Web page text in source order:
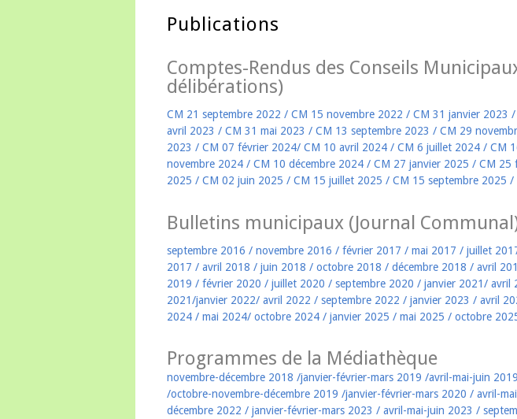
Publications
Comptes-Rendus des Conseils
délibérations)
CM 21 septembre 2022 / CM 15 novembre 2022 / CM 31 janvier 2023 /
avril 2023 / CM 31 mai 2023 / CM 13 septembre 2023 / CM 29
2023 / CM 07 février 2024/ CM 10 avril 2024 / CM 6 juillet 2024 / CM
novembre 2024 / CM 10 décembre 2024 / CM 27 janvier 2025 / CM 25
2025 / CM 02 juin 2025 / CM 15 juillet 2025 / CM 15 septembre 2025 /
Bulletins municipaux (Journal
septembre 2016 / novembre 2016 / février 2017 / mai 2017 / juillet
2017 / avril 2018 / juin 2018 / octobre 2018 / décembre 2018 / avril
2019 / février 2020 / juillet 2020 / septembre 2020 / janvier 2021/ avril
2021/janvier 2022/ avril 2022 / septembre 2022 / janvier 2023 / avril
2024 / mai 2024/ octobre 2024 / janvier 2025 / mai 2025 / octobre
Programmes de la Médiathèque
novembre-décembre 2018 /janvier-février-mars 2019 /avril-mai-juin 2019
/octobre-novembre-décembre 2019 /janvier-février-mars 2020 / avril-
décembre 2022 / janvier-février-mars 2023 / avril-mai-juin 2023 /